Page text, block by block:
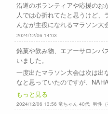
沿道のボランティアや応援のお
人では心折れてたと思うけど
んなが主役になれるマラソン大
2024/12/06 14:03
銘菓や飲み物、エアーサロンパ
いました。
一度出たマラソン大会は次は出
なと思っていたのですが、
もっと見る
2024/12/06 13:56 竜ちゃん 40代 男性（